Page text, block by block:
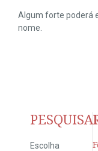
Algum forte poderá
nome.
Escolha